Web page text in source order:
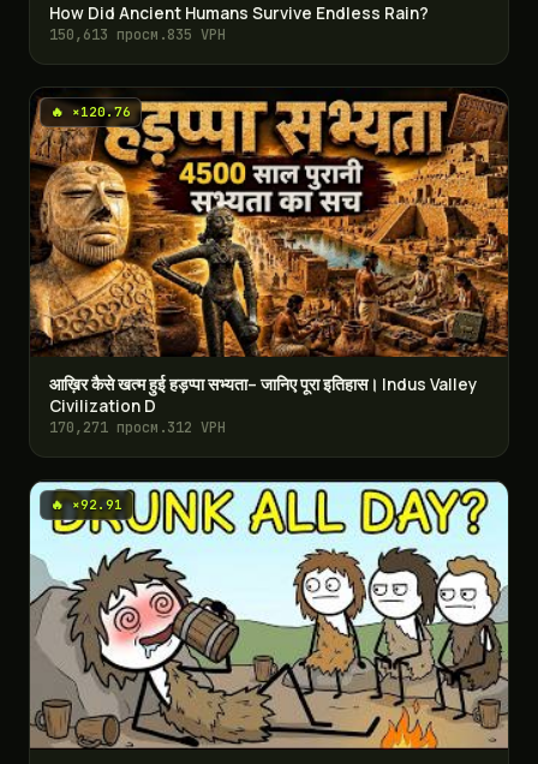
How Did Ancient Humans Survive Endless Rain?
150,613 просм.835 VPH
🔥 ×120.76
आख़िर कैसे खत्म हुई हड़प्पा सभ्यता– जानिए पूरा इतिहास। Indus Valley
Civilization D
170,271 просм.312 VPH
🔥 ×92.91